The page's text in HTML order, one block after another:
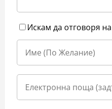
Искам да отговоря